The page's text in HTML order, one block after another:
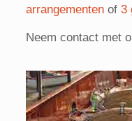
arrangementen of3
Neem contact met